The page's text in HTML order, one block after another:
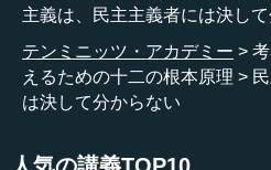
主義は、民主主義者には決し
テンミニッツ・アカデミー
えるための十二の根本原理
は決して分からない